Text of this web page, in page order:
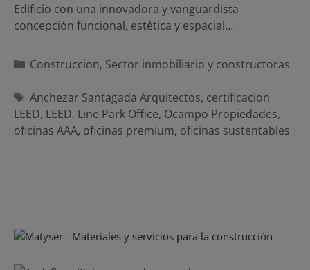
Edificio con una innovadora y vanguardista
concepción funcional, estética y espacial…
Categorías
Construccion, Sector inmobiliario y constructoras
Etiquetas
Anchezar Santagada Arquitectos, certificacion
LEED, LEED, Line Park Office, Ocampo Propiedades,
oficinas AAA, oficinas premium, oficinas sustentables